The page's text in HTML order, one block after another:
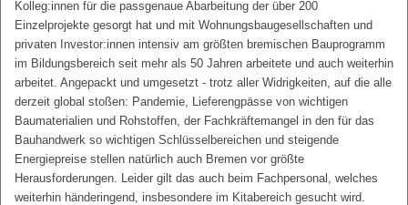
Kolleg:innen für die passgenaue Abarbeitung der über 200
Einzelprojekte gesorgt hat und mit Wohnungsbaugesellschaften und
privaten Investor:innen intensiv am größten bremischen Bauprogramm
im Bildungsbereich seit mehr als 50 Jahren arbeitete und auch weiterhin
arbeitet. Angepackt und umgesetzt - trotz aller Widrigkeiten, auf die alle
derzeit global stoßen: Pandemie, Lieferengpässe von wichtigen
Baumaterialien und Rohstoffen, der Fachkräftemangel in den für das
Bauhandwerk so wichtigen Schlüsselbereichen und steigende
Energiepreise stellen natürlich auch Bremen vor größte
Herausforderungen. Leider gilt das auch beim Fachpersonal, welches
weiterhin händeringend, insbesondere im Kitabereich gesucht wird.